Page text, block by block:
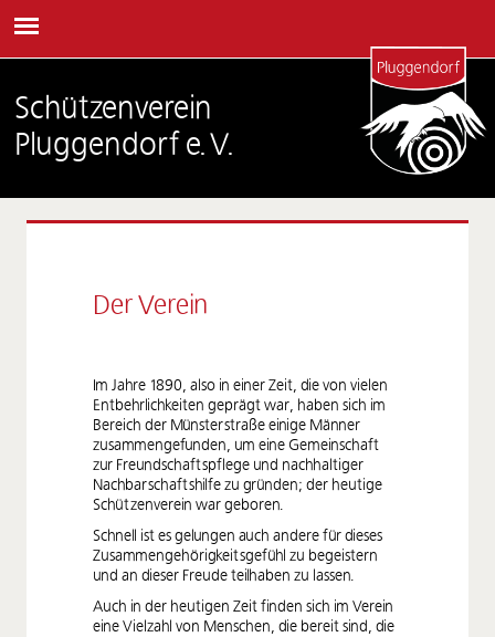
Schützenverein
Pluggendorf e.V.
Der Verein
Im Jahre 1890, also in einer Zeit, die von vielen
Entbehrlichkeiten geprägt war, haben sich im
Bereich der Münsterstraße einige Männer
zusammengefunden, um eine Gemeinschaft
zur Freundschaftspflege und nachhaltiger
Nachbarschaftshilfe zu gründen; der heutige
Schützenverein war geboren.
Schnell ist es gelungen auch andere für dieses
Zusammengehörigkeitsgefühl zu begeistern
und an dieser Freude teilhaben zu lassen.
Auch in der heutigen Zeit finden sich im Verein
eine Vielzahl von Menschen, die bereit sind, die